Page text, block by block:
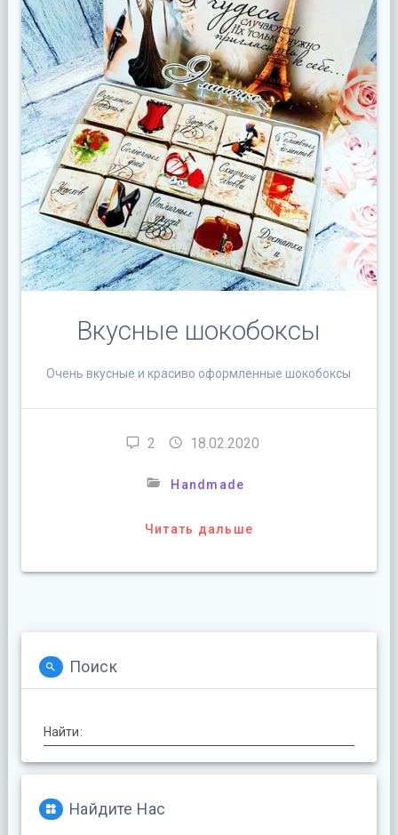
Вкусные шокобоксы
Очень вкусные и красиво оформленные шокобоксы
2 18.02.2020
Handmade
Читать дальше
Поиск
Найти:
Найдите Нас